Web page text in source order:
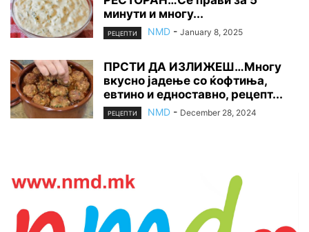
минути и многу...
РЕЦЕПТИ NMD - January 8, 2025
ПРСТИ ДА ИЗЛИЖЕШ…Многу
вкусно јадење со ќофтиња,
евтино и едноставно, рецепт...
РЕЦЕПТИ NMD - December 28, 2024